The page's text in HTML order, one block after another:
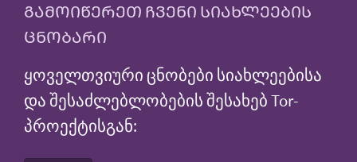
ᲒᲐᲛᲝᲘᲬᲔᲠᲔᲗ ᲩᲕᲔᲜᲘ ᲡᲘᲐᲮᲚᲔᲔᲑᲘᲡ
ᲪᲜᲝᲑᲐᲠᲘ
ყოველთვიური ცნობები სიახლეებისა
და შესაძლებლობების შესახებ Tor-
პროექტისგან: